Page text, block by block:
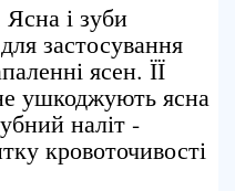
і зуби
застосування
ясен. ЇЇ
ушкоджують ясна
наліт -
кровоточивості